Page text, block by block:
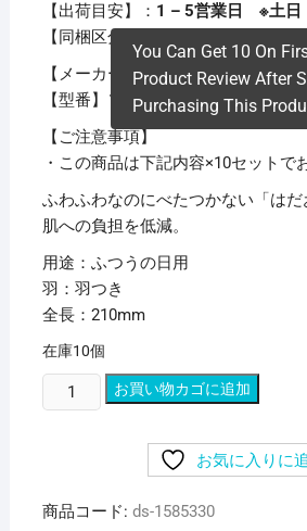
【出荷目安】： 1 – 5営業日 ※土日
【同梱区分】：
【メーカー名】ユニ・チャーム
【型番】ソフイハダハネツキ26
【ご注意事項】
・この商品は下記内容×10セットで
ふわふわなのにべたつかない「は
肌への負担を低減。
用途：ふつうの日用
羽：羽つき
全長：210mm
在庫10個
You Can Get 10 On
Product Review After
Purchasing This
と
チ
お買い物カゴに追加
お気に入りに
商品コード: ds-1585330